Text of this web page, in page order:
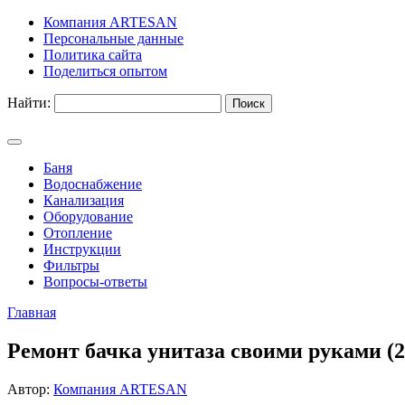
Компания ARTESAN
Персональные данные
Политика сайта
Поделиться опытом
Найти:
Баня
Водоснабжение
Канализация
Оборудование
Отопление
Инструкции
Фильтры
Вопросы-ответы
Главная
Ремонт бачка унитаза своими руками
Автор: Компания ARTESAN